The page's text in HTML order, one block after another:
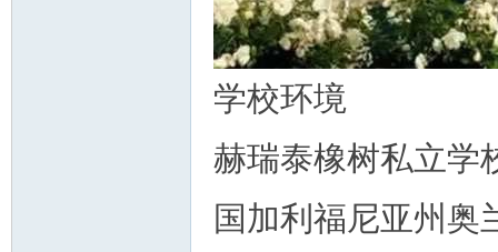
学校环境
赫瑞泰橡树私立学
国加利福尼亚州奥